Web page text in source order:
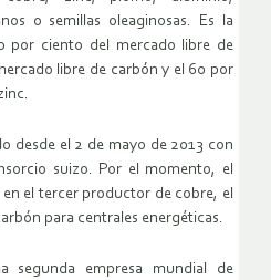
o semillas oleaginosas. Es la
por ciento del mercado libre de
libre de carbón y el 60 por
desde el 2 de mayo de 2013 con
suizo. Por el momento, el
el tercer productor de cobre, el
para centrales energéticas.
segunda empresa mundial de